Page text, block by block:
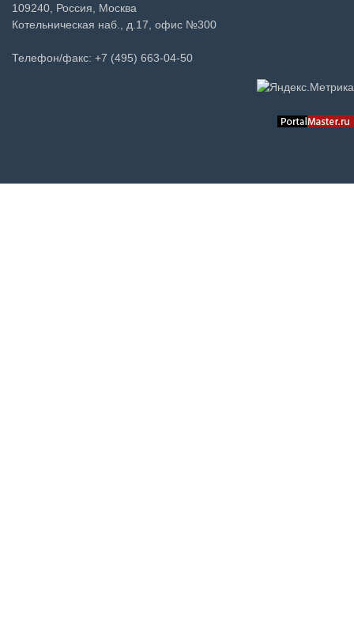
109240, Россия, Москва
Котельническая наб., д.17, офис №300
Телефон/факс: +7 (495) 663-04-50